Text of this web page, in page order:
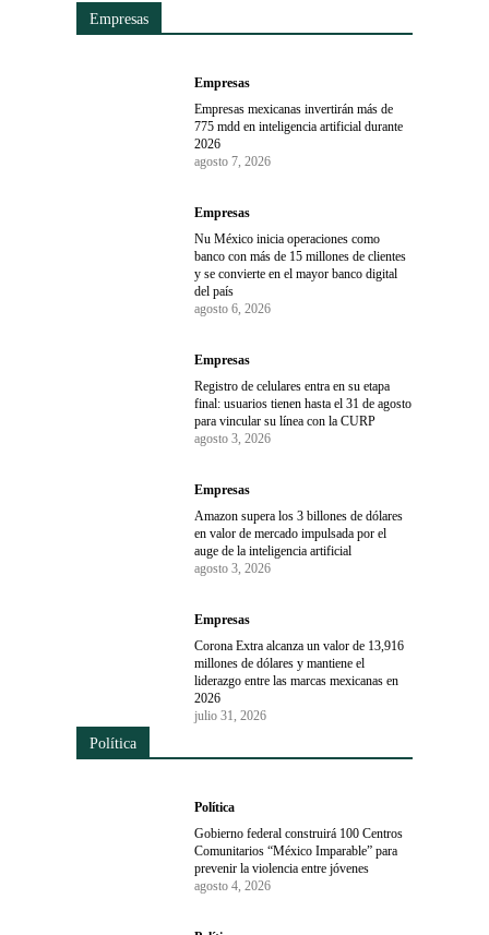
Empresas
Empresas
Empresas mexicanas invertirán más de
775 mdd en inteligencia artificial durante
2026
agosto 7, 2026
Empresas
Nu México inicia operaciones como
banco con más de 15 millones de clientes
y se convierte en el mayor banco digital
del país
agosto 6, 2026
Empresas
Registro de celulares entra en su etapa
final: usuarios tienen hasta el 31 de agosto
para vincular su línea con la CURP
agosto 3, 2026
Empresas
Amazon supera los 3 billones de dólares
en valor de mercado impulsada por el
auge de la inteligencia artificial
agosto 3, 2026
Empresas
Corona Extra alcanza un valor de 13,916
millones de dólares y mantiene el
liderazgo entre las marcas mexicanas en
2026
julio 31, 2026
Política
Política
Gobierno federal construirá 100 Centros
Comunitarios “México Imparable” para
prevenir la violencia entre jóvenes
agosto 4, 2026